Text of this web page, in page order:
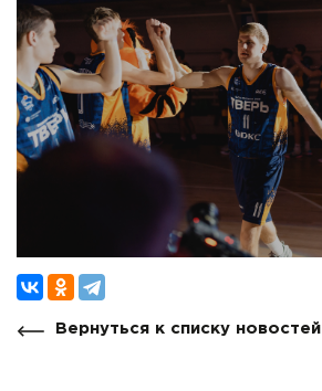
Вернуться к списку новостей